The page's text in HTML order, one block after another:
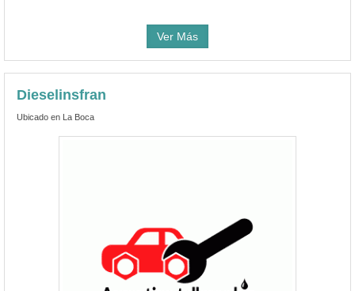
Ver Más
Dieselinsfran
Ubicado en La Boca